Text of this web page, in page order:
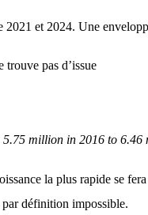
2021 et 2024. Une
trouve pas d’issue
5.75 million in 2016 to 6.46
la plus rapide se
définition impossible.